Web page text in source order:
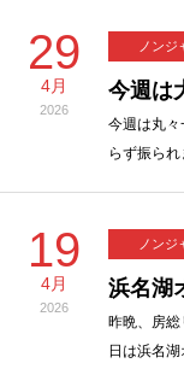
29
4月
2026
ノンジ
今週は
今週は丸々
らず振ら
19
4月
2026
ノンジ
浜名湖
昨晩、房
日は浜名